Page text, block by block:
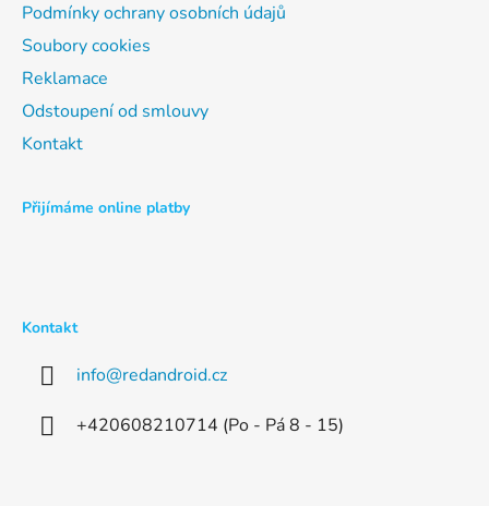
Podmínky ochrany osobních údajů
Soubory cookies
Reklamace
Odstoupení od smlouvy
Kontakt
Přijímáme online platby
Kontakt
info@redandroid.cz
+420608210714 (Po - Pá 8 - 15)